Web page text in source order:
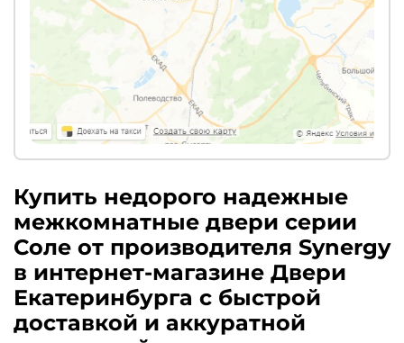
Купить недорого надежные
межкомнатные двери серии
Соле от производителя Synergy
в интернет-магазине Двери
Екатеринбурга с быстрой
доставкой и аккуратной